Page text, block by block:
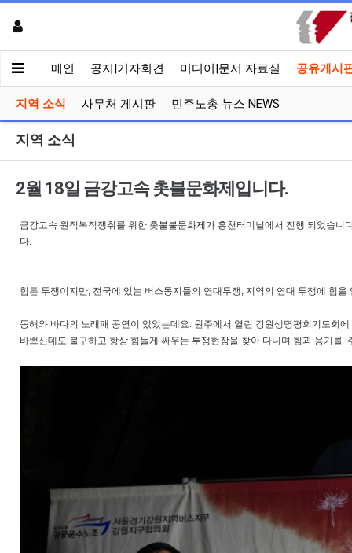
메인 공지|기자회견 미디어|문서 자료실 공유게시
지역 소식 사무처 게시판 민주노총 뉴스 NEWS
지역 소식
2월 18일 금강고속 촛불문화제입니다.
금강고속 원직복직쟁취를 위한 촛불불문화제가 홍천터미널에서 진행 되었습
다.
힘든 투쟁이지만, 전국에 있는 버스동지들의 연대투쟁, 지역의 연대 투쟁에 힘
동해와 바다의 노래패 공연이 있었는데요. 원주에서 열린 강원생명평회기도회
바쁘신데도 불구하고 항상 힘들게 싸우는 투쟁현장을 찾아 다니며 힘과 용기를